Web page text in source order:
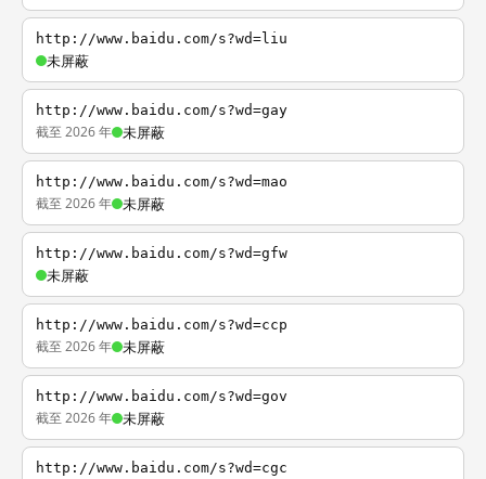
http://www.baidu.com/s?wd=liu
未屏蔽
http://www.baidu.com/s?wd=gay
截至 2026 年 未屏蔽
http://www.baidu.com/s?wd=mao
截至 2026 年 未屏蔽
http://www.baidu.com/s?wd=gfw
未屏蔽
http://www.baidu.com/s?wd=ccp
截至 2026 年 未屏蔽
http://www.baidu.com/s?wd=gov
截至 2026 年 未屏蔽
http://www.baidu.com/s?wd=cgc